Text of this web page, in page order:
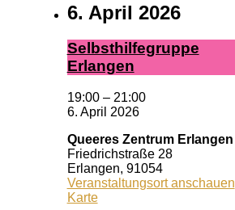
6. April 2026
Selbst­hil­fe­grup­pe
Er­lan­gen
19:00 – 21:00
6. April 2026
Queeres Zentrum Erlangen
Friedrichstraße 28
Erlangen, 91054
Veranstaltungsort anschauen
KarteQueeres